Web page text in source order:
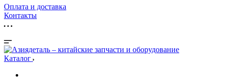
Оплата и доставка
Контакты
Каталог